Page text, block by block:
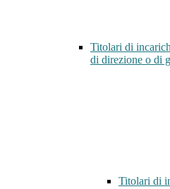
Titolari di
di direzione o di
Titolari di